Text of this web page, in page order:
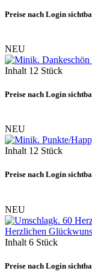
Preise nach Login
NEU
Inhalt 12 Stück
Preise nach Login
NEU
Inhalt 12 Stück
Preise nach Login
NEU
Herzlichen
Inhalt 6 Stück
Preise nach Login